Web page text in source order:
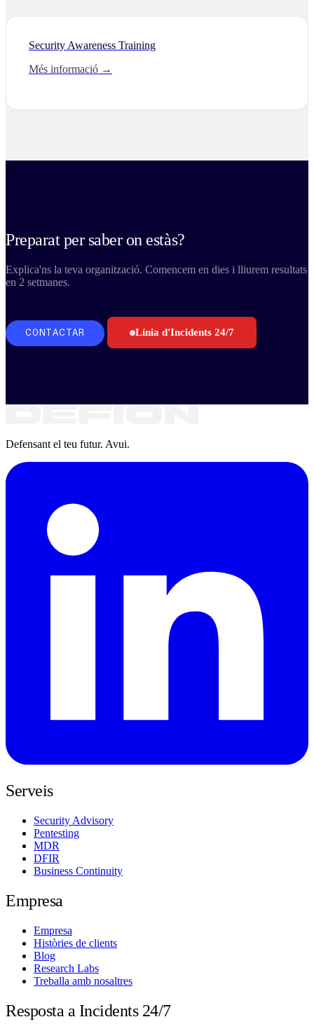
Security Awareness Training
Més informació →
Preparat per saber on estàs?
Explica'ns la teva organització. Comencem en dies i lliurem resultats
en 2 setmanes.
CONTACTAR Línia d'Incidents 24/7
Defensant el teu futur. Avui.
Serveis
Security Advisory
Pentesting
MDR
DFIR
Business Continuity
Empresa
Empresa
Històries de clients
Blog
Research Labs
Treballa amb nosaltres
Resposta a Incidents 24/7